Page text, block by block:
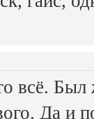
всё.
Да и